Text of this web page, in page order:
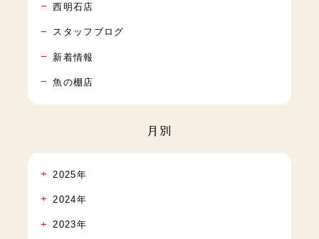
西明石店
スタッフブログ
新着情報
魚の棚店
月別
2025年
2024年
2023年